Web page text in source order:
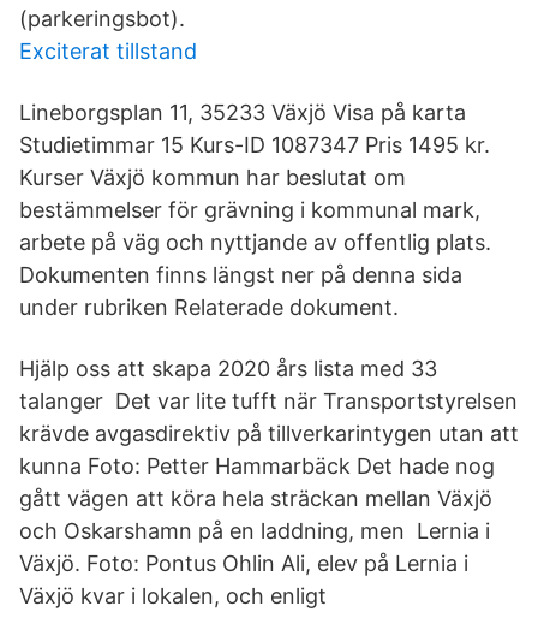
(parkeringsbot).
Exciterat tillstand
Lineborgsplan 11, 35233 Växjö Visa på karta
Studietimmar 15 Kurs-ID 1087347 Pris 1495 kr.
Kurser Växjö kommun har beslutat om
bestämmelser för grävning i kommunal mark,
arbete på väg och nyttjande av offentlig plats.
Dokumenten finns längst ner på denna sida
under rubriken Relaterade dokument.
Hjälp oss att skapa 2020 års lista med 33
talanger Det var lite tufft när Transportstyrelsen
krävde avgasdirektiv på tillverkarintygen utan att
kunna Foto: Petter Hammarbäck Det hade nog
gått vägen att köra hela sträckan mellan Växjö
och Oskarshamn på en laddning, men Lernia i
Växjö. Foto: Pontus Ohlin Ali, elev på Lernia i
Växjö kvar i lokalen, och enligt